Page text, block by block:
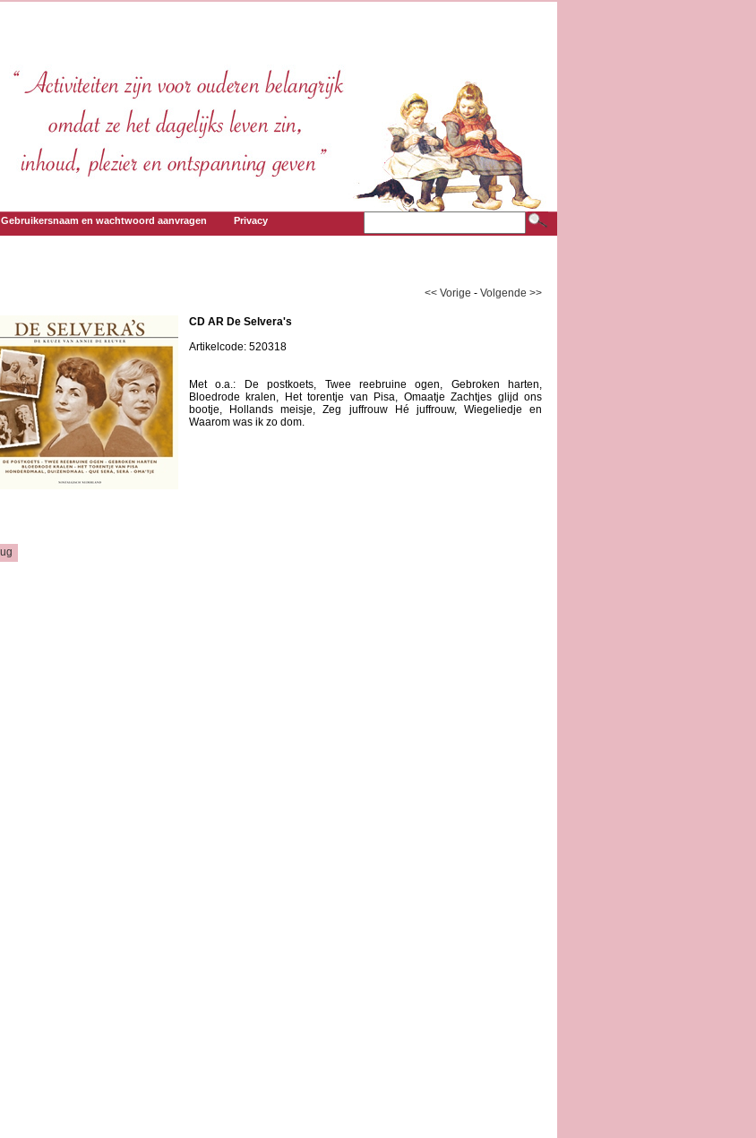
Gebruikersnaam en wachtwoord aanvragen Privacy
<< Vorige - Volgende >>
CD AR De Selvera's
Artikelcode: 520318
Met o.a.: De postkoets, Twee reebruine ogen, Gebroken harten,
Bloedrode kralen, Het torentje van Pisa, Omaatje Zachtjes glijd ons
bootje, Hollands meisje, Zeg juffrouw Hé juffrouw, Wiegeliedje en
Waarom was ik zo dom.